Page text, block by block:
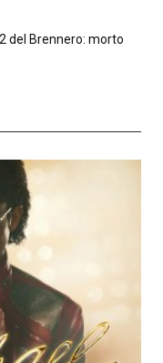
del Brennero: morto